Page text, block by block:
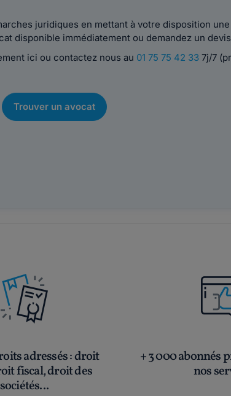
juridiques en mettant à votre disposition une
disponible immédiatement ou demandez un
ici ou contactez nous au 01 75 75 42 337j/7
Trouver un avocat
adressés: droit
fiscal, droit des
sociétés...
+ 3 000 abonnés
nos